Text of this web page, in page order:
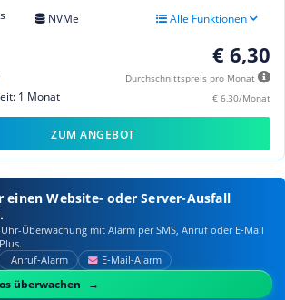
NVMe Alle Funktionen
€ 6,30
Durchschnittspreis pro Monat
€ 6,30/Monat
1 Monat
ZUM ANGEBOT
einen Website- oder Server-Ausfall
Überwachung mit Alarm per SMS, Anruf oder E‑Mail
Anruf‑Alarm E‑Mail‑Alarm
überwachen